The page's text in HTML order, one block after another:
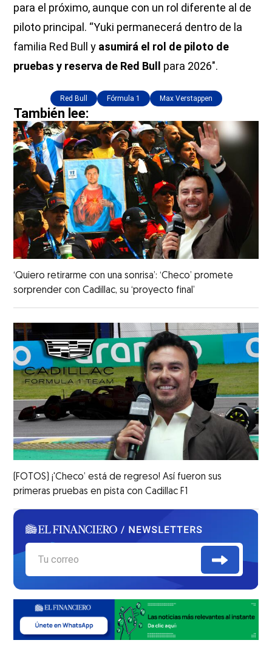
para el próximo, aunque con un rol diferente al de
piloto principal. “Yuki permanecerá dentro de la
familia Red Bull y asumirá el rol de piloto de
pruebas y reserva de Red Bull
para 2026″.
Red Bull Fórmula 1 Max Verstappen
También lee:
‘Quiero retirarme con una sonrisa’: ‘Checo’ promete
sorprender con Cadillac, su ‘proyecto final’
(FOTOS) ¡'Checo’ está de regreso! Así fueron sus
primeras pruebas en pista con Cadillac F1